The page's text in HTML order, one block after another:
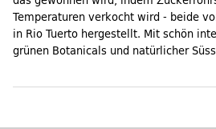
Temperaturen verkocht wird - beide
in Rio Tuerto hergestellt. Mit schön
grünen Botanicals und natürlicher